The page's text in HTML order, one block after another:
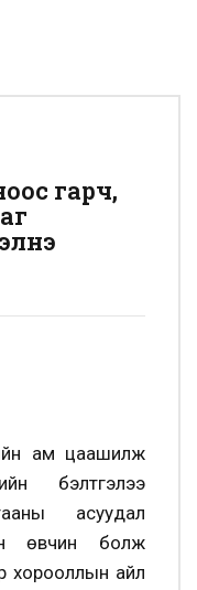
гарч,
ам цаашилж
бэлтгэлээ
асуудал
өвчин болж
хорооллын айл